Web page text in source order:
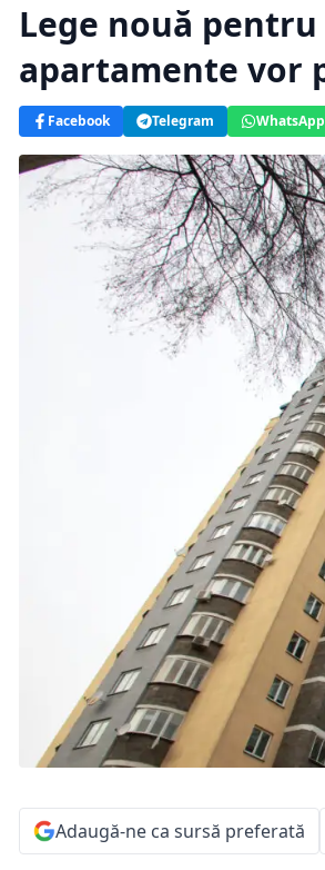
Lege nouă
apartamente vor
Facebook Telegram WhatsApp
Adaugă-ne ca sursă preferată